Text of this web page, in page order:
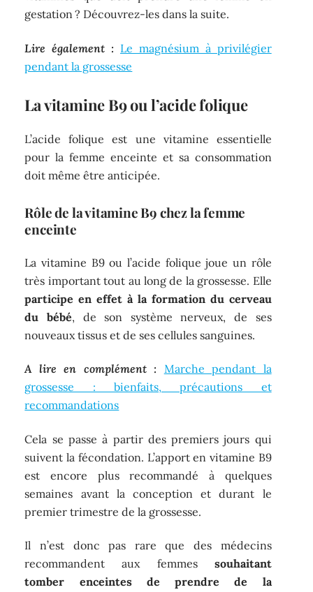
gestation ? Découvrez-les dans la suite.
Lire également : Le magnésium à privilégier
pendant la grossesse
La vitamine B9 ou l’acide folique
L’acide folique est une vitamine essentielle
pour la femme enceinte et sa consommation
doit même être anticipée.
Rôle de la vitamine B9 chez la femme
enceinte
La vitamine B9 ou l’acide folique joue un rôle
très important tout au long de la grossesse. Elle
participe en effet à la formation du cerveau
du bébé, de son système nerveux, de ses
nouveaux tissus et de ses cellules sanguines.
A lire en complément : Marche pendant la
grossesse : bienfaits, précautions et
recommandations
Cela se passe à partir des premiers jours qui
suivent la fécondation. L’apport en vitamine B9
est encore plus recommandé à quelques
semaines avant la conception et durant le
premier trimestre de la grossesse.
Il n’est donc pas rare que des médecins
recommandent aux femmes souhaitant
tomber enceintes de prendre de la